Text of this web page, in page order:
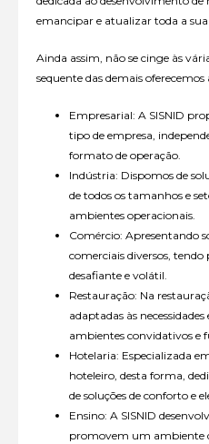
emancipar e atualizar toda a sua
Ainda assim, não se cinge às
sequente das demais oferecemos
Empresarial: A SISNID
tipo de empresa,
formato de operação.
Indústria: Dispomos de
de todos os tamanhos e
ambientes operacionais.
Comércio: Apresentando
comerciais diversos, tendo
desafiante e volátil.
Restauração: Na
adaptadas às
ambientes convidativos e
Hotelaria: Especializada
hoteleiro, desta forma,
de soluções de conforto e
Ensino: A SISNID
promovem um ambiente